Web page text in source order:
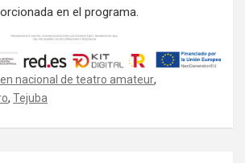
en el programa.
nacional de teatro amateur,
, Tejuba